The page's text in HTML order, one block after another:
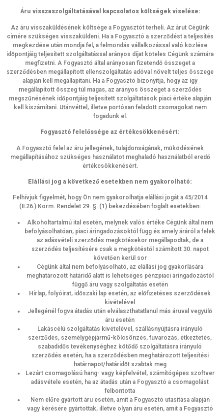
Áru visszaszolgáltatásával kapcsolatos költségek viselése:
Az áru visszaküldésének költsége a Fogyasztót terheli. Az árut Cégünk
címére szükséges visszaküldeni. Ha a Fogyasztó a szerződést a teljesítés
megkezdése után mondja fel, a felmondás vállalkozással való közlése
időpontjáig teljesített szolgáltatással arányos díjat köteles Cégünk számára
megfizetni. A Fogyasztó által arányosan fizetendő összeget a
szerződésben megállapított ellenszolgáltatás adóval növelt teljes összege
alapján kell megállapítani. Ha a Fogyasztó bizonyítja, hogy az így
megállapított összeg túl magas, az arányos összeget a szerződés
megszűnésének időpontjáig teljesített szolgáltatások piaci értéke alapján
kell kiszámítani. Utánvéttel, illetve portósan feladott csomagokat nem
fogadunk el.
Fogyasztó felelőssége az értékcsökkenésért:
A Fogyasztó felel az áru jellegének, tulajdonságának, működésének
megállapításához szükséges használatot meghaladó használatból eredő
értékcsökkenésért.
Elállási jog a következő esetekben nem gyakorolható:
Felhívjuk figyelmét, hogy Ön nem gyakorolhatja elállási jogát a 45/2014
(II.26.) Korm. Rendelet 29. §. (1) bekezdésében foglalt esetekben:
Alkoholtartalmú ital esetén, melynek valós értéke Cégünk által nem
befolyásolhatóan, piaci áringadozásoktól függ és amely áráról a felek
az adásvételi szerződés megkötésekor megállapodtak, de a
szerződés teljesítésére csak a megkötéstől számított 30. napot
követően kerül sor
Cégünk által nem befolyásolható, az elállási jog gyakorlására
meghatározott határidő alatt is lehetséges pénzpiaci áringadozástól
függő áru vagy szolgáltatás esetén
Hírlap, folyóirat, időszaki lap esetén, az előfizetéses szerződések
kivételével
Jellegénél fogva átadás után elválaszthatatlanul más áruval vegyülő
áru esetén
Lakáscélú szolgáltatás kivételével, szállásnyújtásra irányuló
szerződés, személygépjármű-kölcsönzés, fuvarozás, étkeztetés,
szabadidős tevékenységhez kötődő szolgáltatásra irányuló
szerződés esetén, ha a szerződésben meghatározott teljesítési
határnapot/határidőt szabtak meg
Lezárt csomagolású hang- vagy képfelvétel, számítógépes szoftver
adásvétele esetén, ha az átadás után a Fogyasztó a csomagolást
felbontotta
Nem előre gyártott áru esetén, amit a Fogyasztó utasítása alapján
vagy kérésére gyártottak, illetve olyan áru esetén, amit a Fogyasztó